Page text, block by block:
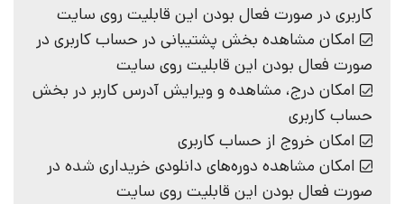
کاربری در صورت فعال بودن این قابلیت روی سایت
امکان مشاهده بخش پشتیبانی در حساب کاربری در
صورت فعال بودن این قابلیت روی سایت
امکان درج، مشاهده و ویرایش آدرس کاربر در بخش
حساب کاربری
امکان خروج از حساب کاربری
امکان مشاهده دوره‌های دانلودی خریداری شده در
صورت فعال بودن این قابلیت روی سایت